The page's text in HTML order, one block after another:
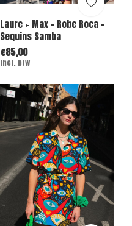
Laure + Max - Robe Roca -
Sequins Samba
€85,00
Incl. btw